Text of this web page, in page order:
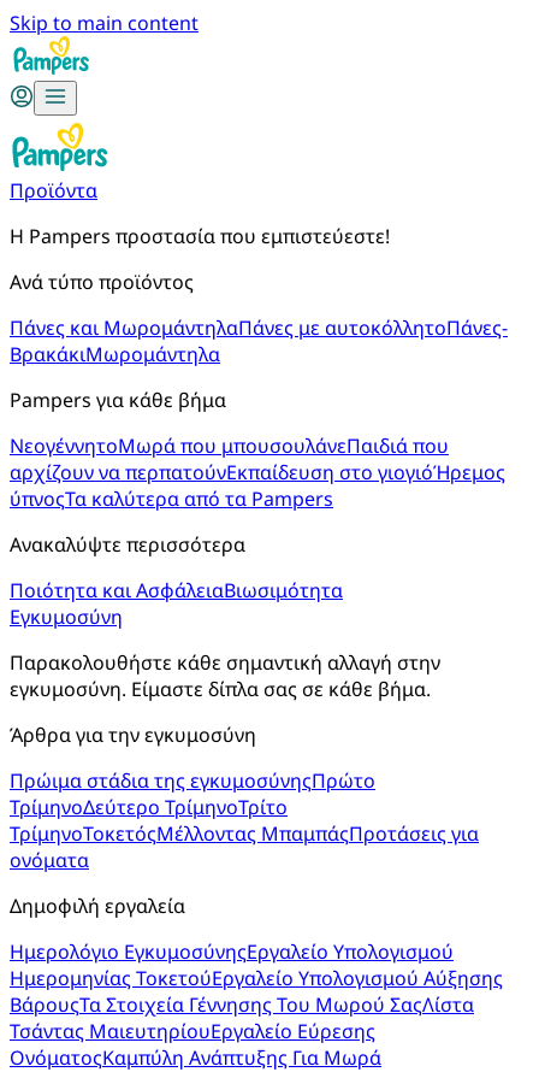
Skip to main content
Προϊόντα
Η Pampers προστασία που εμπιστεύεστε!
Ανά τύπο προϊόντος
Πάνες και ΜωρομάντηλαΠάνες με αυτοκόλλητοΠάνες-
ΒρακάκιΜωρομάντηλα
Pampers για κάθε βήμα
ΝεογέννητοΜωρά που μπουσουλάνεΠαιδιά που
αρχίζουν να περπατούνΕκπαίδευση στο γιογιόΉρεμος
ύπνοςΤα καλύτερα από τα Pampers
Ανακαλύψτε περισσότερα
Ποιότητα και ΑσφάλειαΒιωσιμότητα
Εγκυμοσύνη
Παρακολουθήστε κάθε σημαντική αλλαγή στην
εγκυμοσύνη. Είμαστε δίπλα σας σε κάθε βήμα.
Άρθρα για την εγκυμοσύνη
Πρώιμα στάδια της εγκυμοσύνηςΠρώτο
ΤρίμηνοΔεύτερο ΤρίμηνοΤρίτο
ΤρίμηνοΤοκετόςΜέλλοντας ΜπαμπάςΠροτάσεις για
ονόματα
Δημοφιλή εργαλεία
Ημερολόγιο ΕγκυμοσύνηςΕργαλείο Υπολογισμού
Ημερομηνίας ΤοκετούΕργαλείο Υπολογισμού Αύξησης
ΒάρουςΤα Στοιχεία Γέννησης Του Μωρού ΣαςΛίστα
Τσάντας ΜαιευτηρίουΕργαλείο Εύρεσης
ΟνόματοςΚαμπύλη Ανάπτυξης Για Μωρά